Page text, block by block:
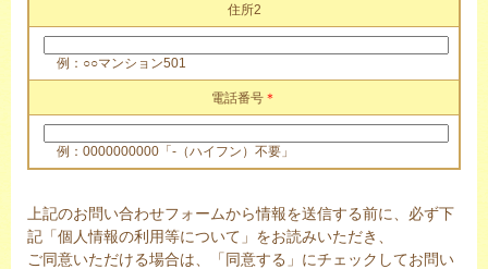
住所2
例：○○マンション501
電話番号 ＊
例：0000000000「-（ハイフン）不要」
上記のお問い合わせフォームから情報を送信する前に、必ず下
記「個人情報の利用等について」をお読みいただき、
ご同意いただける場合は、「同意する」にチェックしてお問い